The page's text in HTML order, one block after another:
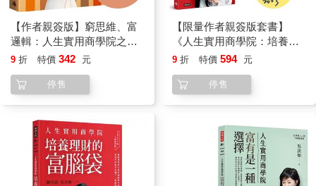
一回，我在事過境遷之後說起當時「實在活不下去」的坎坷困
境，一位朋友忽然插嘴：「妳啊，實在不夠朋友。什麼事都不
講，實在見外，沒把我們當自己人。」
為什麼不同情我，還這麼說……我就是怕朋友擔心，所以才不講
「如果妳連發生大事都不說，讓真正的朋友想幫都幫不上忙，是
陷朋友於不仁不義。等事情都過了才講，誰同情妳？」
之後，我學會：心情惡劣時，未必要自己獨自忍受，朋友雖然未
必能夠分憂解勞，他們的同理心卻可陪你度過最難受的時光。
學會這件事之後，我不再拿孤單來虐待自己，也比較少有自憐的
情緒。
【作者親簽版】窮思維、富
邏輯：人生實用商學院之致
富之前先自主
9 折 特價 342 元
停售
【限量作者親簽版套書】
《人生實用商學院：培養理
財的富腦袋》＋《爸爸要再
9 折 特價 594 元
停售